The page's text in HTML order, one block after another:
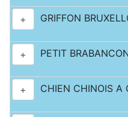
+ GRIFFON
+ PETIT
+ CHIEN CHINOIS A